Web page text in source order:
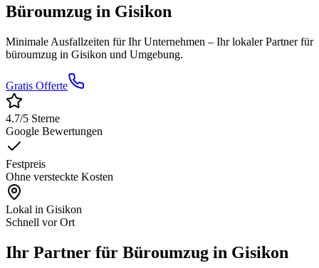
Büroumzug in Gisikon
Minimale Ausfallzeiten für Ihr Unternehmen – Ihr lokaler Partner für
büroumzug in Gisikon und Umgebung.
Gratis Offerte
4.7/5 Sterne
Google Bewertungen
Festpreis
Ohne versteckte Kosten
Lokal in Gisikon
Schnell vor Ort
Ihr Partner für Büroumzug in Gisikon